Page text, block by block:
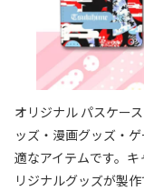
オリジナル パスケー
ッズ・漫画グッズ・
適なアイテムです。
リジナルグッズが製作